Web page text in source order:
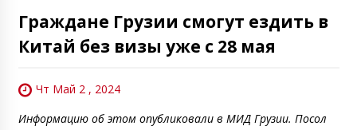
Граждане Грузии смогут ездить в
Китай без визы уже с 28 мая
Чт Май 2 , 2024
Информацию об этом опубликовали в МИД Грузии. Посол